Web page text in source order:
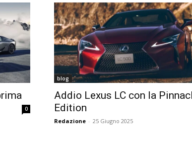
0
blog
Addio Lexus LC con la
Edition
Redazione - 25 Giugno 2025